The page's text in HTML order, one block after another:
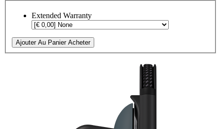
Extended Warranty
Ajouter Au Panier Acheter